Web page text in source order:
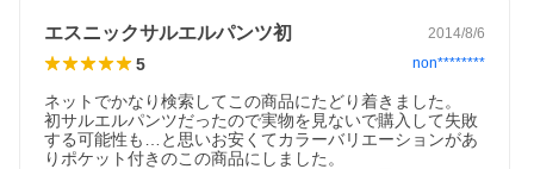
エスニックサルエルパンツ初 2014/8/6
5 non********
ネットでかなり検索してこの商品にたどり着きました。
初サルエルパンツだったので実物を見ないで購入して失敗
する可能性も…と思いお安くてカラーバリエーションがあ
りポケット付きのこの商品にしました。